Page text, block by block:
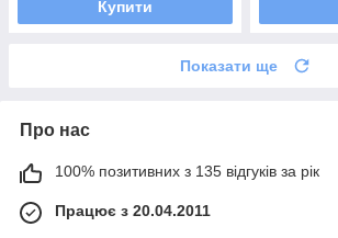
Купити
Показати ще
Про нас
100% позитивних з 135 відгуків за рік
Працює з 20.04.2011